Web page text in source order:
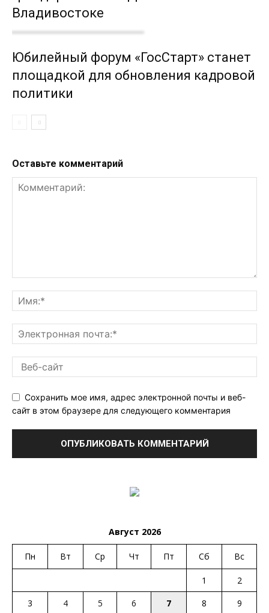
Владивостоке
Юбилейный форум «ГосСтарт» станет
площадкой для обновления кадровой
политики
Оставьте комментарий
Сохранить мое имя, адрес электронной почты и веб-
сайт в этом браузере для следующего комментария
Август 2026
Пн Вт Ср Чт Пт Сб Вс
1
2
3
4 5 6 7 8
9